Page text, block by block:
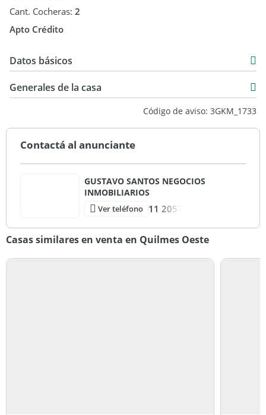
Cant. Cocheras: 2
Apto Crédito
Datos básicos
Venta
Generales de la casa
Código de aviso: 3GKM_1733
Contactá al anunciante
GUSTAVO SANTOS NEGOCIOS
INMOBILIARIOS
Ver teléfono 11 2057
Casas similares en venta en Quilmes Oeste